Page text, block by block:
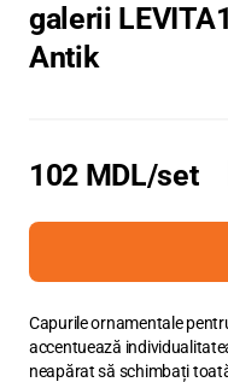
galerii
Antik
102 MDL/set
Capurile ornamentale
accentuează
neapărat să schimbați